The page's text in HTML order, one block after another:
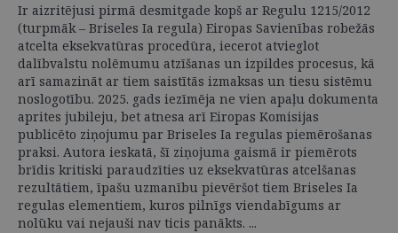
Ir aizritējusi pirmā desmitgade kopš ar Regulu 1215/2012
(turpmāk – Briseles Ia regula) Eiropas Savienības robežās
atcelta eksekvatūras procedūra, iecerot atvieglot
dalībvalstu nolēmumu atzīšanas un izpildes procesus, kā
arī samazināt ar tiem saistītās izmaksas un tiesu sistēmu
noslogotību. 2025. gads iezīmēja ne vien apaļu dokumenta
aprites jubileju, bet atnesa arī Eiropas Komisijas
publicēto ziņojumu par Briseles Ia regulas piemērošanas
praksi. Autora ieskatā, šī ziņojuma gaismā ir piemērots
brīdis kritiski paraudzīties uz eksekvatūras atcelšanas
rezultātiem, īpašu uzmanību pievēršot tiem Briseles Ia
regulas elementiem, kuros pilnīgs viendabīgums ar
nolūku vai nejauši nav ticis panākts. ...